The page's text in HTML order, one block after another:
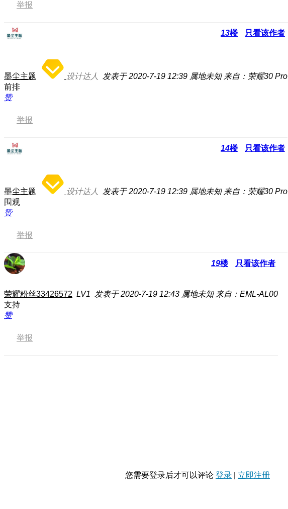
举报
13楼 只看该作者
墨尘主题 设计达人 发表于 2020-7-19 12:39 属地未知 来自：荣耀30 Pro
前排
赞
举报
14楼 只看该作者
墨尘主题 设计达人 发表于 2020-7-19 12:39 属地未知 来自：荣耀30 Pro
围观
赞
举报
19楼 只看该作者
荣耀粉丝33426572 LV1 发表于 2020-7-19 12:43 属地未知 来自：EML-AL00
支持
赞
举报
您需要登录后才可以评论 登录 立即注册